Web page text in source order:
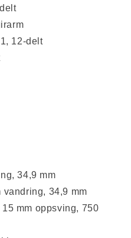
12-delt
34,9 mm
vandring, 34,9 mm
mm oppsving, 750